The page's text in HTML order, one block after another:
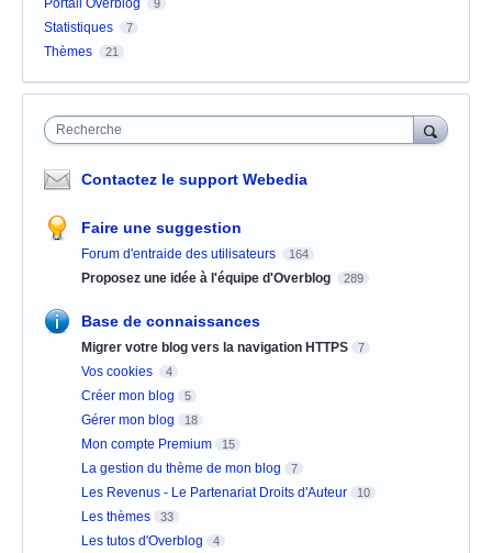
Portail Overblog 9
Statistiques 7
Thèmes 21
Recherche
Contactez le support Webedia
Faire une suggestion
Forum d'entraide des utilisateurs 164
Proposez une idée à l'équipe d'Overblog 289
Base de connaissances
Migrer votre blog vers la navigation HTTPS 7
Vos cookies 4
Créer mon blog 5
Gérer mon blog 18
Mon compte Premium 15
La gestion du thème de mon blog 7
Les Revenus - Le Partenariat Droits d'Auteur 10
Les thèmes 33
Les tutos d'Overblog 4